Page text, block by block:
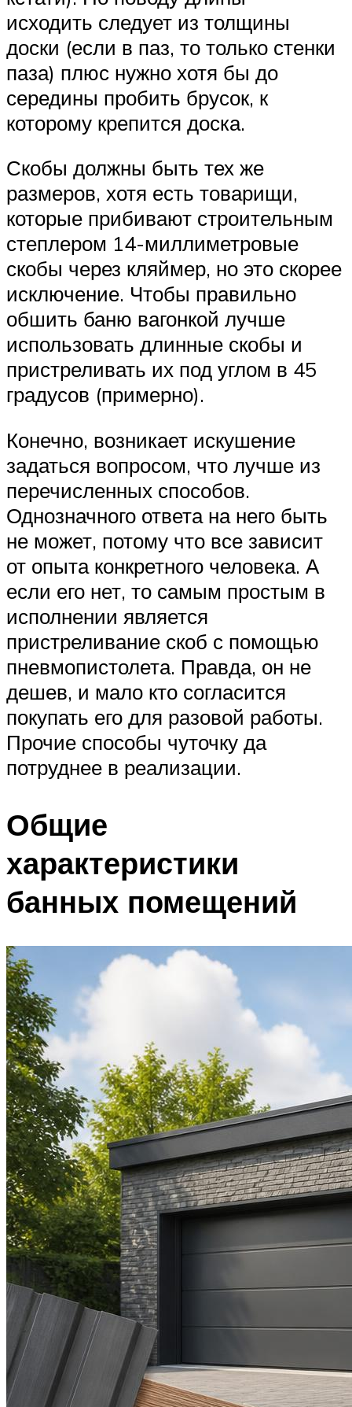
исходить следует из толщины
доски (если в паз, то только стенки
паза) плюс нужно хотя бы до
середины пробить брусок, к
которому крепится доска.
Скобы должны быть тех же
размеров, хотя есть товарищи,
которые прибивают строительным
степлером 14-миллиметровые
скобы через кляймер, но это скорее
исключение. Чтобы правильно
обшить баню вагонкой лучше
использовать длинные скобы и
пристреливать их под углом в 45
градусов (примерно).
Конечно, возникает искушение
задаться вопросом, что лучше из
перечисленных способов.
Однозначного ответа на него быть
не может, потому что все зависит
от опыта конкретного человека. А
если его нет, то самым простым в
исполнении является
пристреливание скоб с помощью
пневмопистолета. Правда, он не
дешев, и мало кто согласится
покупать его для разовой работы.
Прочие способы чуточку да
потруднее в реализации.
Общие
характеристики
банных помещений